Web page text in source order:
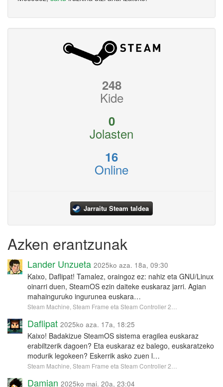
248
Kide
0
Jolasten
16
Online
Jarraitu Steam taldea
Azken erantzunak
Lander Unzueta 2025ko aza. 18a, 09:30
Kaixo, Daflipat! Tamalez, oraingoz ez: nahiz eta GNU/Linux
oinarri duen, SteamOS ezin daiteke euskaraz jarri. Agian
mahainguruko ingurunea euskara…
Steam Machine, Steam Frame eta Steam Controller 2…
Daflipat 2025ko aza. 17a, 18:25
Kaixo! Badakizue SteamOS sistema eragilea euskaraz
erabiltzerik dagoen? Eta euskaraz ez balego, euskaratzeko
modurik legokeen? Eskerrik asko zuen l…
Steam Machine, Steam Frame eta Steam Controller 2…
Damian 2025ko mai. 20a, 23:04